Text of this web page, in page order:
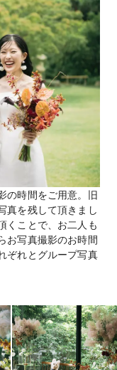
の時間をご用意。旧
真を残して頂きまし
くことで、お二人も
お写真撮影のお時間
ぞれとグループ写真